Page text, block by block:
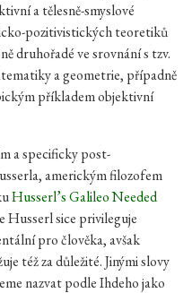
a tělesně-smyslové
pozitivistických teoretiků
druhořadé ve srovnání s tzv.
a geometrie, případně
příkladem objektivní
a specificky post-
americkým filozofem
Husserl’s Galileo Needed
Husserl sice privileguje
pro člověka, avšak
též za důležité. Jinými slovy
nazvat podle Ihdeho jako